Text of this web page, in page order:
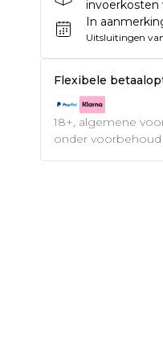
In
Uitsluitingen
Flexibele
18+, algemene
onder voorbehoud